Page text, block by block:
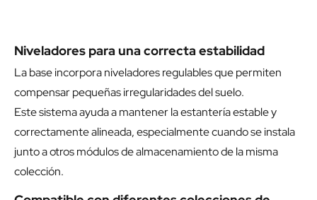
Niveladores para una correcta estabilidad
La base incorpora niveladores regulables que permiten
compensar pequeñas irregularidades del suelo.
Este sistema ayuda a mantener la estantería estable y
correctamente alineada, especialmente cuando se instala
junto a otros módulos de almacenamiento de la misma
colección.